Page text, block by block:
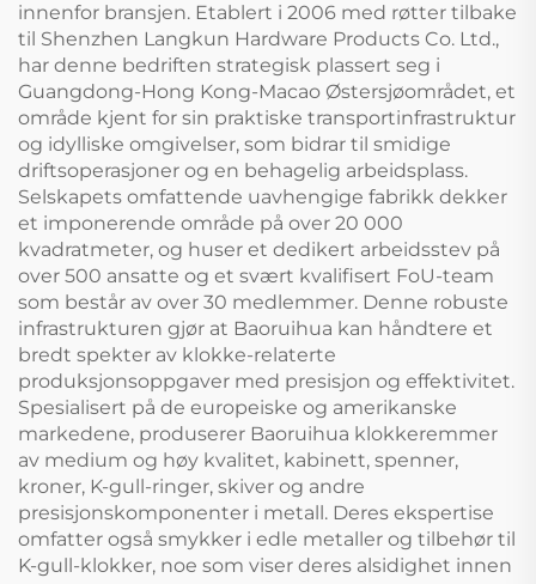
innenfor bransjen. Etablert i 2006 med røtter tilbake
til Shenzhen Langkun Hardware Products Co. Ltd.,
har denne bedriften strategisk plassert seg i
Guangdong-Hong Kong-Macao Østersjøområdet, et
område kjent for sin praktiske transportinfrastruktur
og idylliske omgivelser, som bidrar til smidige
driftsoperasjoner og en behagelig arbeidsplass.
Selskapets omfattende uavhengige fabrikk dekker
et imponerende område på over 20 000
kvadratmeter, og huser et dedikert arbeidsstev på
over 500 ansatte og et svært kvalifisert FoU-team
som består av over 30 medlemmer. Denne robuste
infrastrukturen gjør at Baoruihua kan håndtere et
bredt spekter av klokke-relaterte
produksjonsoppgaver med presisjon og effektivitet.
Spesialisert på de europeiske og amerikanske
markedene, produserer Baoruihua klokkeremmer
av medium og høy kvalitet, kabinett, spenner,
kroner, K-gull-ringer, skiver og andre
presisjonskomponenter i metall. Deres ekspertise
omfatter også smykker i edle metaller og tilbehør til
K-gull-klokker, noe som viser deres alsidighet innen